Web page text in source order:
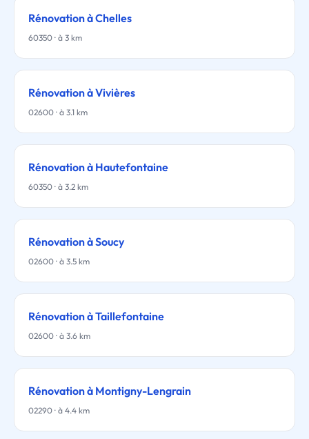
Rénovation à Chelles
60350 · à 3 km
Rénovation à Vivières
02600 · à 3.1 km
Rénovation à Hautefontaine
60350 · à 3.2 km
Rénovation à Soucy
02600 · à 3.5 km
Rénovation à Taillefontaine
02600 · à 3.6 km
Rénovation à Montigny-Lengrain
02290 · à 4.4 km